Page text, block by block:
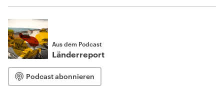
Aus dem Podcast
Länderreport
Podcast abonnieren